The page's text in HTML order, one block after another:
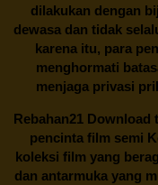
dilakukan dengan
dewasa dan tidak
karena itu, para
menghormati
menjaga privasi
Rebahan21Download
pencinta film semi
koleksi film yang
dan antarmuka yang